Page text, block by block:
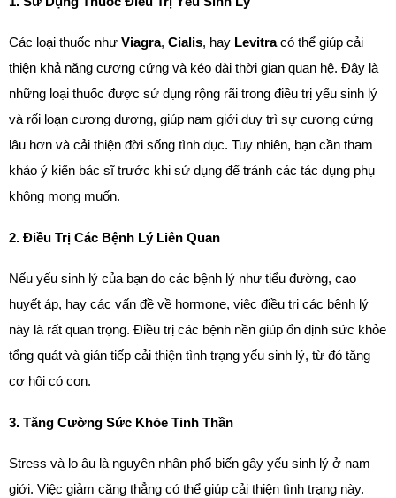
Các loại thuốc như Viagra, Cialis, hay Levitra có thể giúp cải
thiện khả năng cương cứng và kéo dài thời gian quan hệ. Đây là
những loại thuốc được sử dụng rộng rãi trong điều trị yếu sinh lý
và rối loạn cương dương, giúp nam giới duy trì sự cương cứng
lâu hơn và cải thiện đời sống tình dục. Tuy nhiên, bạn cần tham
khảo ý kiến bác sĩ trước khi sử dụng để tránh các tác dụng phụ
không mong muốn.
2. Điều Trị Các Bệnh Lý Liên Quan
Nếu yếu sinh lý của bạn do các bệnh lý như tiểu đường, cao
huyết áp, hay các vấn đề về hormone, việc điều trị các bệnh lý
này là rất quan trọng. Điều trị các bệnh nền giúp ổn định sức khỏe
tổng quát và gián tiếp cải thiện tình trạng yếu sinh lý, từ đó tăng
cơ hội có con.
3. Tăng Cường Sức Khỏe Tinh Thần
Stress và lo âu là nguyên nhân phổ biến gây yếu sinh lý ở nam
giới. Việc giảm căng thẳng có thể giúp cải thiện tình trạng này.